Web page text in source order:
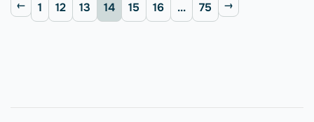
1 12 13 14 15 16 ... 75